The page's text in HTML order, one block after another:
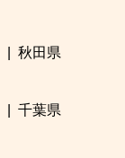
秋田県
千葉県